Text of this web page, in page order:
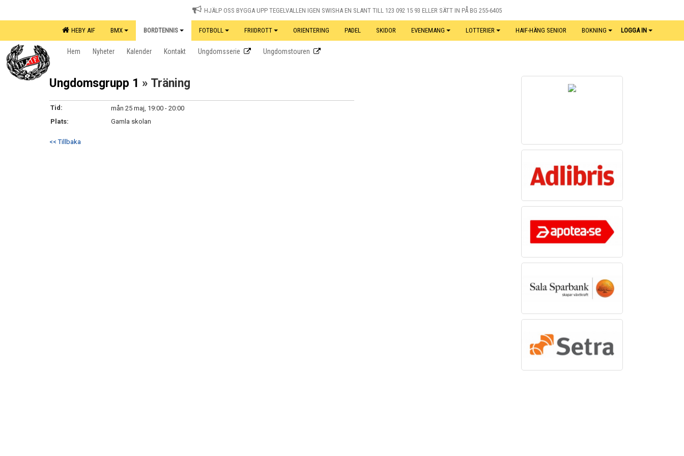
HJÄLP OSS BYGGA UPP TEGELVALLEN IGEN SWISHA EN SLANT TILL 123 092 15 93 ELLER SÄTT IN PÅ BG 255-6405
HEBY AIF BMX BORDTENNIS FOTBOLL FRIIDROTT ORIENTERING PADEL SKIDOR EVENEMANG LOTTERIER HAIF-HÄNG SENIOR BOKNING LOGGA IN
Hem Nyheter Kalender Kontakt Ungdomsserie Ungdomstouren
Ungdomsgrupp 1 » Träning
Tid:
mån 25 maj, 19:00 - 20:00
Plats:
Gamla skolan
<< Tillbaka